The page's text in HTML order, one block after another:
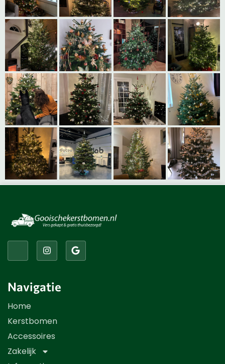
Kerstbomen Accessoires
Navigatie
Home
Kerstbomen
Accessoires
Zakelijk